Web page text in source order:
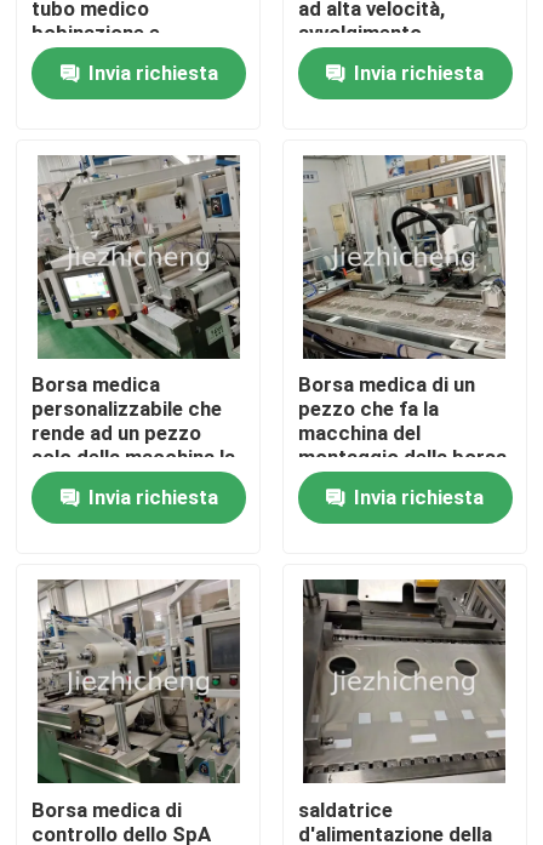
Prodotti
Video
Visita alla fabbrica
Controllo della qualità
Contattaci
Chiedi un preventivo
Impacchettatrici dell'apparecchio medico
Attrezzatura medica che fa macchina
tubo medico
bobinazione e
incollaggio macchina
guida automatico
attrezzatura di
PGJ005
Invia richiesta
ad alta velocità,
avvolgimento
automatico, taglio,
sigillamento e
confezionamento,
di sacchetti medici,
standardizzati o
personalizzati
Invia richiesta
Borsa medica
personalizzabile che
rende ad un pezzo
solo della macchina la
macchina utensile in
due pezzi della borsa
di Ostomy
Invia richiesta
Borsa medica di un
pezzo che fa la
macchina del
montaggio della borsa
di Ostomy
automatizzata
macchina
Invia richiesta
Borsa medica di
controllo dello SpA
saldatrice
d'alimentazione della